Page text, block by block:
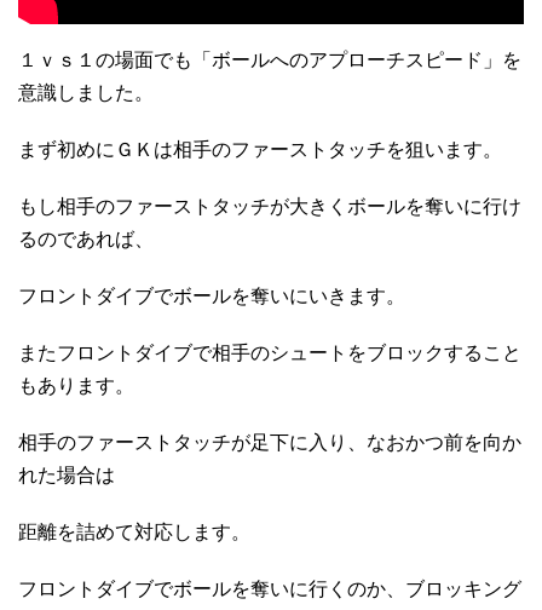
１ｖｓ１の場面でも「ボールへのアプローチスピード」を
意識しました。
まず初めにＧＫは相手のファーストタッチを狙います。
もし相手のファーストタッチが大きくボールを奪いに行け
るのであれば、
フロントダイブでボールを奪いにいきます。
またフロントダイブで相手のシュートをブロックすること
もあります。
相手のファーストタッチが足下に入り、なおかつ前を向か
れた場合は
距離を詰めて対応します。
フロントダイブでボールを奪いに行くのか、ブロッキング